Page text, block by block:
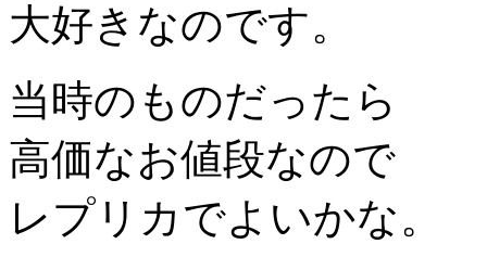
大好きなのです。
当時のものだったら
高価なお値段なので
レプリカでよいかな。